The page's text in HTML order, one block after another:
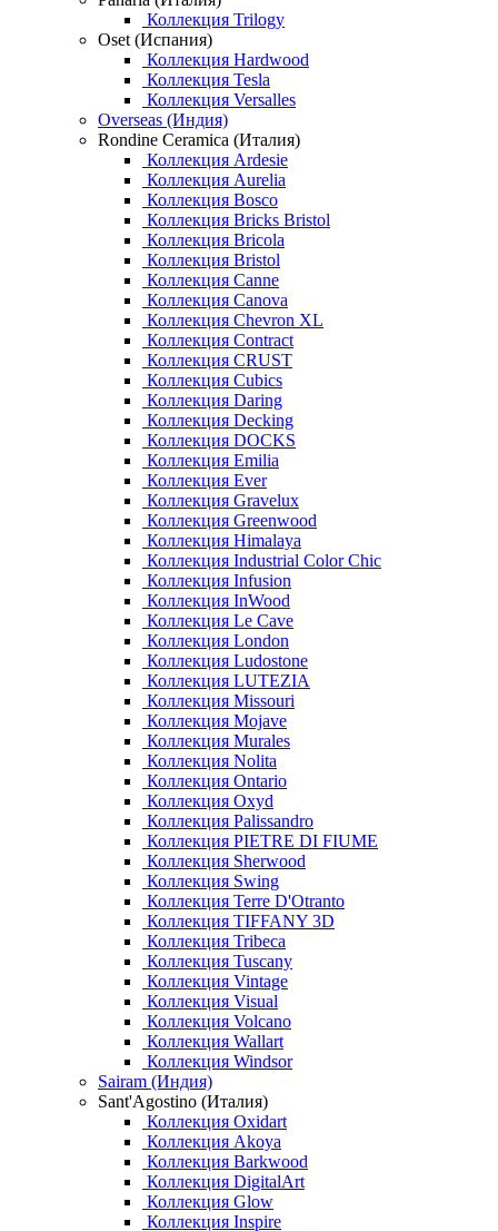
Коллекция Trilogy
Oset (Испания)
Коллекция Hardwood
Коллекция Tesla
Коллекция Versalles
Overseas (Индия)
Rondine Ceramica (Италия)
Коллекция Ardesie
Коллекция Aurelia
Коллекция Bosco
Коллекция Bricks Bristol
Коллекция Bricola
Коллекция Bristol
Коллекция Canne
Коллекция Canova
Коллекция Chevron XL
Коллекция Contract
Коллекция CRUST
Коллекция Cubics
Коллекция Daring
Коллекция Decking
Коллекция DOCKS
Коллекция Emilia
Коллекция Ever
Коллекция Gravelux
Коллекция Greenwood
Коллекция Himalaya
Коллекция Industrial Color Chic
Коллекция Infusion
Коллекция InWood
Коллекция Le Cave
Коллекция London
Коллекция Ludostone
Коллекция LUTEZIA
Коллекция Missouri
Коллекция Mojave
Коллекция Murales
Коллекция Nolita
Коллекция Ontario
Коллекция Oxyd
Коллекция Palissandro
Коллекция PIETRE DI FIUME
Коллекция Sherwood
Коллекция Swing
Коллекция Terre D'Otranto
Коллекция TIFFANY 3D
Коллекция Tribeca
Коллекция Tuscany
Коллекция Vintage
Коллекция Visual
Коллекция Volcano
Коллекция Wallart
Коллекция Windsor
Sairam (Индия)
Sant'Agostino (Италия)
Коллекция Oxidart
Коллекция Akoya
Коллекция Barkwood
Коллекция DigitalArt
Коллекция Glow
Коллекция Inspire